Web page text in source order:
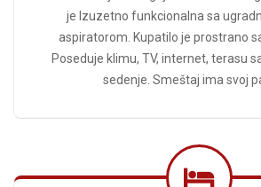
je Izuzetno funkcionalna sa
aspiratorom. Kupatilo je prostrano
Poseduje klimu, TV, internet, terasu
sedenje. Smeštaj ima svoj